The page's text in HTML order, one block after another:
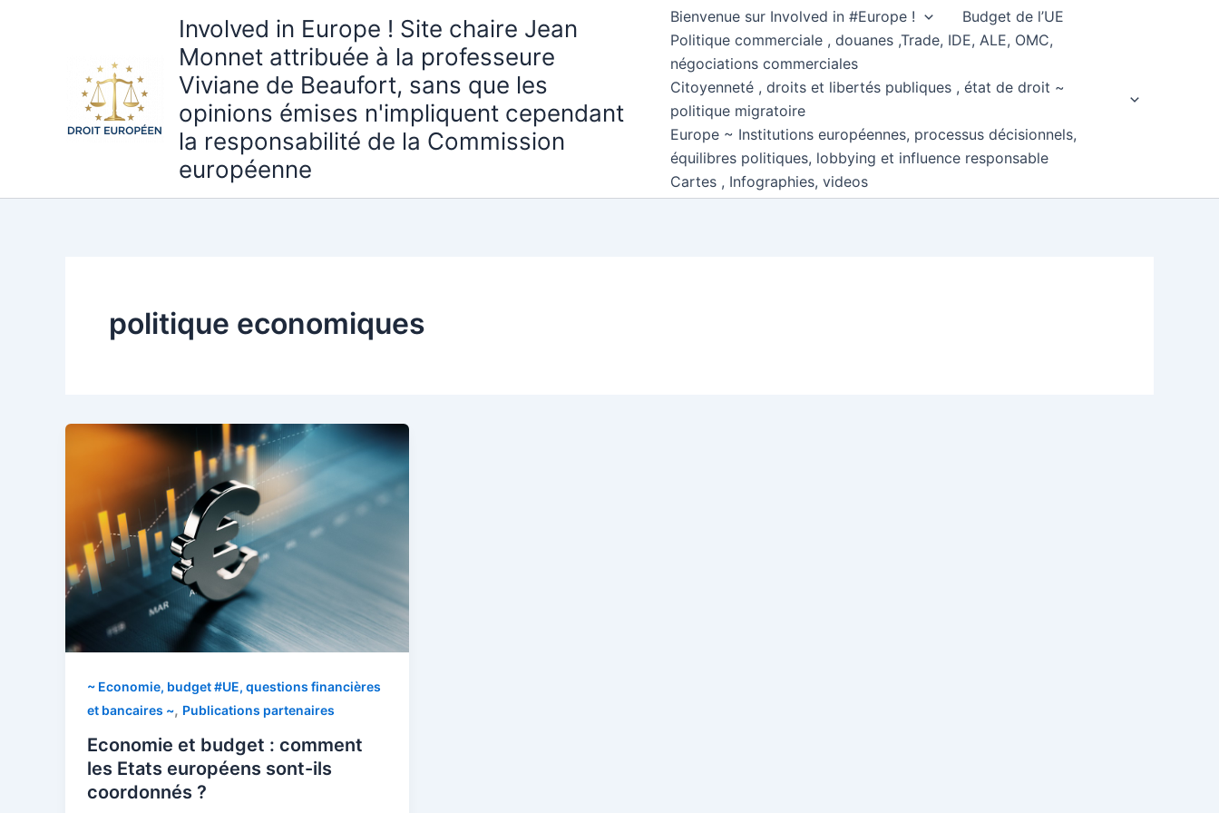
Involved in Europe ! Site chaire Jean
Monnet attribuée à la professeure
Viviane de Beaufort, sans que les
opinions émises n'impliquent cependant
la responsabilité de la Commission
européenne
Bienvenue sur Involved in #Europe !
Budget de l’UE
Politique commerciale , douanes ,Trade, IDE, ALE, OMC,
négociations commerciales
Citoyenneté , droits et libertés publiques , état de droit ~
politique migratoire
Europe ~ Institutions européennes, processus décisionnels,
équilibres politiques, lobbying et influence responsable
Cartes , Infographies, videos
politique economiques
~ Economie, budget #UE, questions financières
et bancaires ~, Publications partenaires
Economie et budget : comment
les Etats européens sont-ils
coordonnés ?